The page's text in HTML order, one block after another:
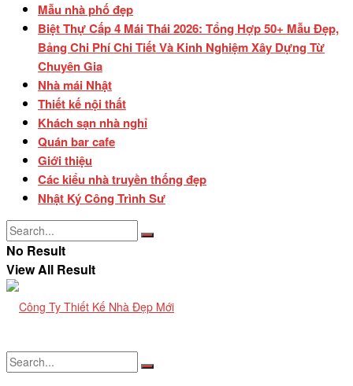
Mẫu nhà phố đẹp
Biệt Thự Cấp 4 Mái Thái 2026: Tổng Hợp 50+ Mẫu Đẹp,
Bảng Chi Phí Chi Tiết Và Kinh Nghiệm Xây Dựng Từ
Chuyên Gia
Nhà mái Nhật
Thiết kế nội thất
Khách sạn nhà nghỉ
Quán bar cafe
Giới thiệu
Các kiểu nhà truyền thống đẹp
Nhật Ký Công Trình Sư
No Result
View All Result